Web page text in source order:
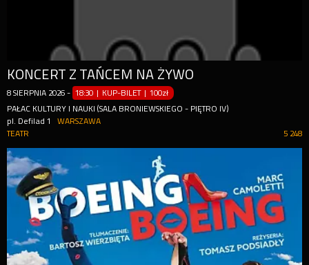
KONCERT Z TAŃCEM NA ŻYWO
8 SIERPNIA 2026 - 18:30 | KUP-BILET |100zł
PAŁAC KULTURY I NAUKI (SALA BRONIEWSKIEGO - PIĘTRO IV)
pl. Defilad 1
WARSZAWA
5 248
TEATR